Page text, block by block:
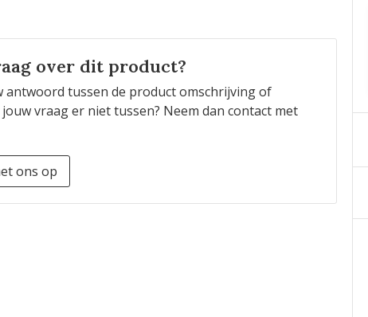
over dit product?
antwoord tussen de product omschrijving of
vraag er niet tussen? Neem dan contact met
ons op